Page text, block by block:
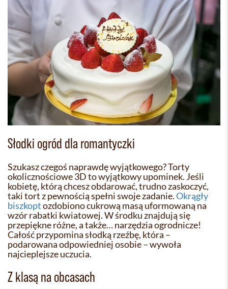
Słodki ogród dla romantyczki
Szukasz czegoś naprawdę wyjątkowego? Torty
okolicznościowe 3D to wyjątkowy upominek. Jeśli
kobietę, którą chcesz obdarować, trudno zaskoczyć,
taki tort z pewnością spełni swoje zadanie.Okrągły
biszkoptozdobiono cukrową masą uformowaną na
wzór rabatki kwiatowej. W środku znajdują się
przepiękne różne, a także… narzędzia ogrodnicze!
Całość przypomina słodką rzeźbę, która –
podarowana odpowiedniej osobie – wywoła
najcieplejsze uczucia.
Z klasą na obcasach